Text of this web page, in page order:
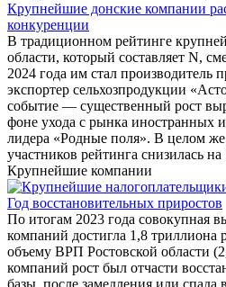
Крупнейшие донские компании
конкуренции
В традиционном рейтинге
области, который составляет N,
2024 года им стал производитель
экспортер сельхозпродукции
событие — существенный рост
фоне ухода с рынка иностранных
лидера «Родные поля». В целом
участников рейтинга снизилась на
Крупнейшие компании
Год восстановительных приростов
По итогам 2023 года совокупная
компаний достигла 1,8 триллиона
объему ВРП Ростовской области
компаний рост был отчасти